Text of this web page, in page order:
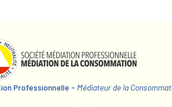
Professionnelle - Médiateur de la